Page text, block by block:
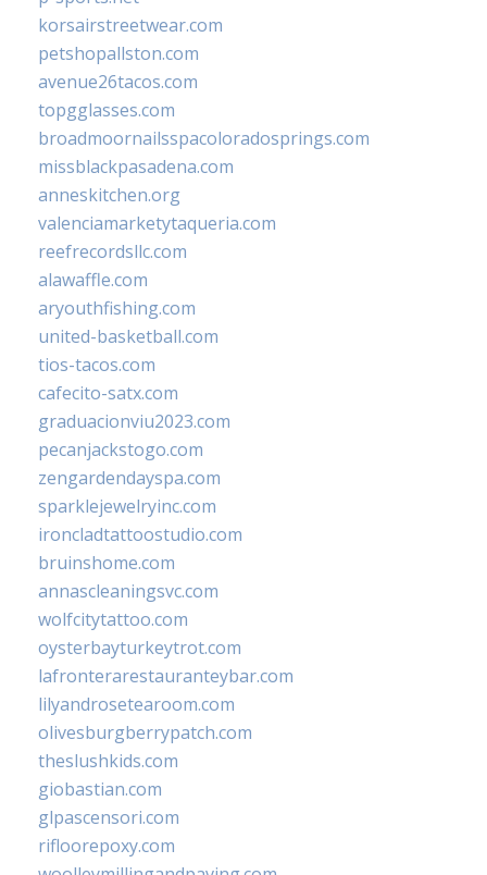
korsairstreetwear.com
petshopallston.com
avenue26tacos.com
topgglasses.com
broadmoornailsspacoloradosprings.com
missblackpasadena.com
anneskitchen.org
valenciamarketytaqueria.com
reefrecordsllc.com
alawaffle.com
aryouthfishing.com
united-basketball.com
tios-tacos.com
cafecito-satx.com
graduacionviu2023.com
pecanjackstogo.com
zengardendayspa.com
sparklejewelryinc.com
ironcladtattoostudio.com
bruinshome.com
annascleaningsvc.com
wolfcitytattoo.com
oysterbayturkeytrot.com
lafronterarestauranteybar.com
lilyandrosetearoom.com
olivesburgberrypatch.com
theslushkids.com
giobastian.com
glpascensori.com
rifloorepoxy.com